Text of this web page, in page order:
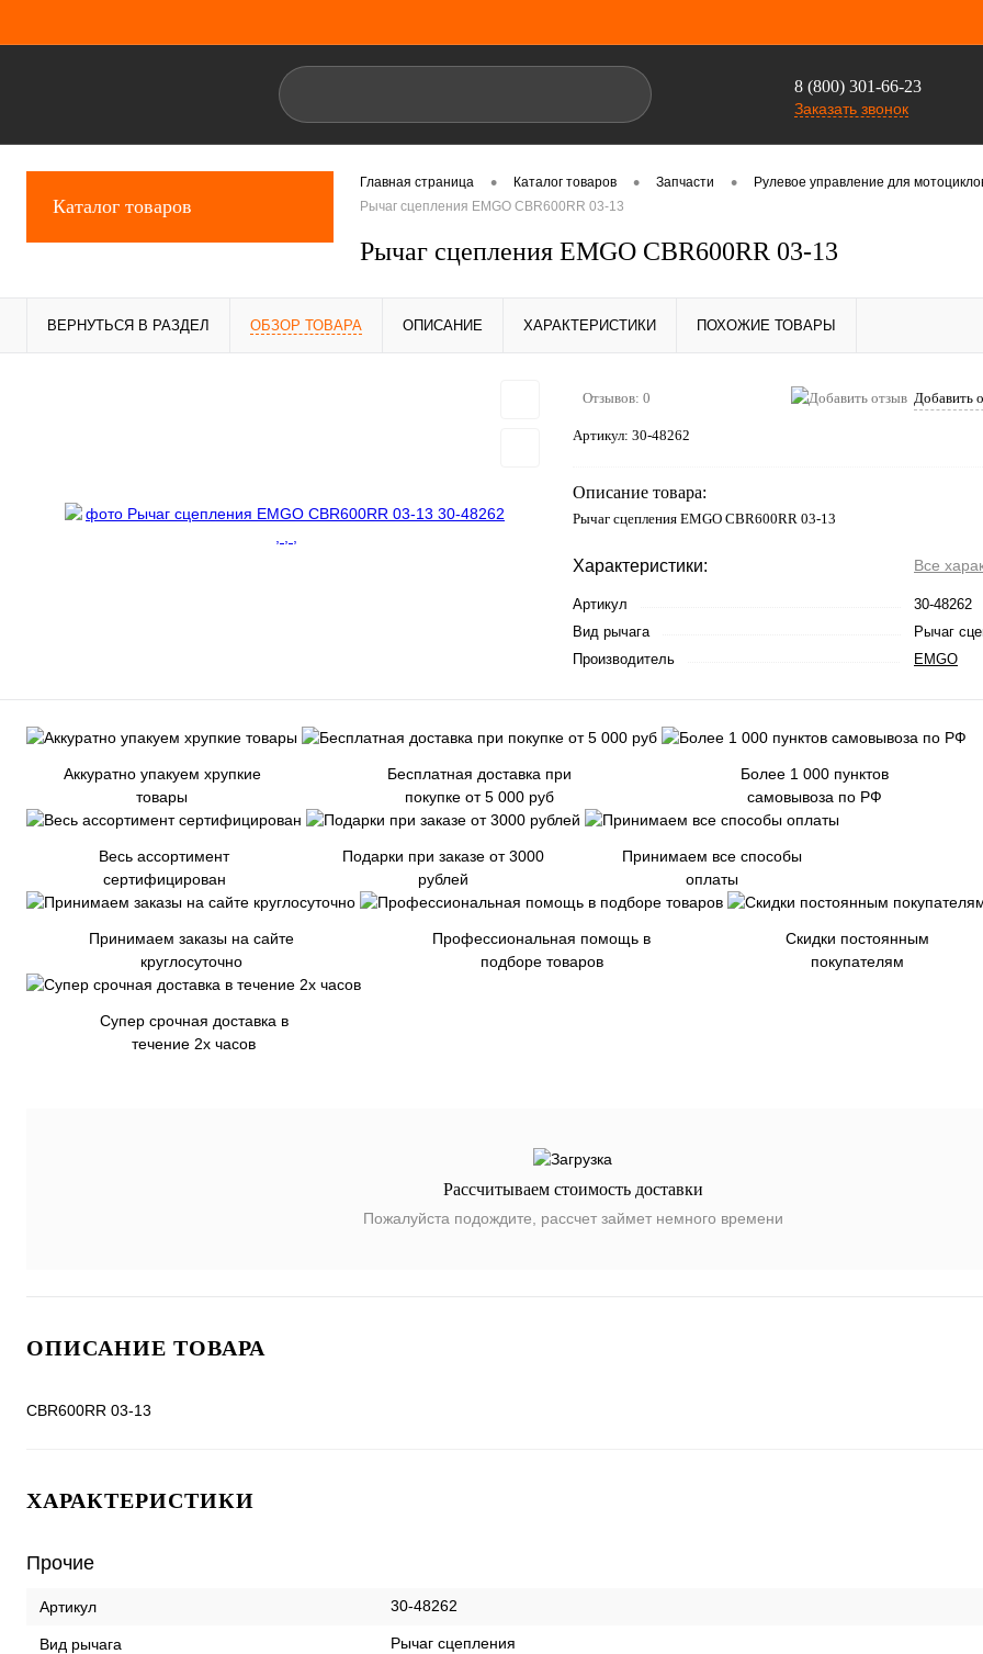
8 (800) 301-66-23
Заказать звонок
Каталог товаров
Главная страница • Каталог товаров • Запчасти •
Рулевое управление для
Рычаг сцепления EMGO CBR600RR 03-13
Рычаг сцепления EMGO CBR600RR 03-13
ВЕРНУТЬСЯ В РАЗДЕЛ ОБЗОР ТОВАРА ОПИСАНИЕ ХАРАКТЕРИСТИКИ ПОХОЖИЕ ТОВАРЫ
Отзывов: 0 Добавить
Артикул: 30-48262
Описание товара:
Рычаг сцепления EMGO CBR600RR 03-13
Характеристики: Все
Артикул
30-48262
Вид рычага
Рычаг
Производитель
EMGO
Аккуратно упакуем хрупкие
товары
Бесплатная доставка при
покупке от 5 000 руб
Более 1 000 пунктов
самовывоза по РФ
Весь ассортимент
сертифицирован
Подарки при заказе от 3000
рублей
Принимаем все способы
оплаты
Принимаем заказы на сайте
круглосуточно
Профессиональная помощь в
подборе товаров
Скидки постоянным
покупателям
Супер срочная доставка в
течение 2х часов
Рассчитываем стоимость доставки
Пожалуйста подождите, рассчет займет немного времени
ОПИСАНИЕ ТОВАРА
CBR600RR 03-13
ХАРАКТЕРИСТИКИ
Прочие
Артикул 30-48262
Вид рычага Рычаг сцепления